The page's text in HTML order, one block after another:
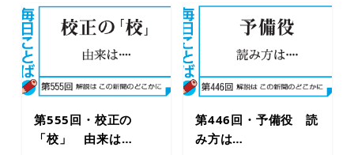
第555回・校正の
「校」 由来は…
第446回・予備役 読
み方は…